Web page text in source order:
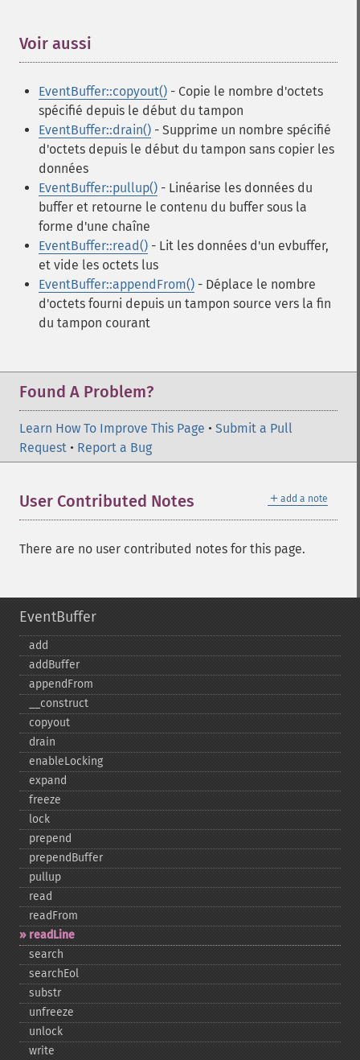
Voir aussi
EventBuffer::copyout() - Copie le nombre d'octets
spécifié depuis le début du tampon
EventBuffer::drain() - Supprime un nombre spécifié
d'octets depuis le début du tampon sans copier les
données
EventBuffer::pullup() - Linéarise les données du
buffer et retourne le contenu du buffer sous la
forme d'une chaîne
EventBuffer::read() - Lit les données d'un evbuffer,
et vide les octets lus
EventBuffer::appendFrom() - Déplace le nombre
d'octets fourni depuis un tampon source vers la fin
du tampon courant
Found A Problem?
Learn How To Improve This Page • Submit a Pull
Request • Report a Bug
＋ add a note
User Contributed Notes
There are no user contributed notes for this page.
EventBuffer
add
addBuffer
appendFrom
_​_​construct
copyout
drain
enableLocking
expand
freeze
lock
prepend
prependBuffer
pullup
read
readFrom
readLine
search
searchEol
substr
unfreeze
unlock
write